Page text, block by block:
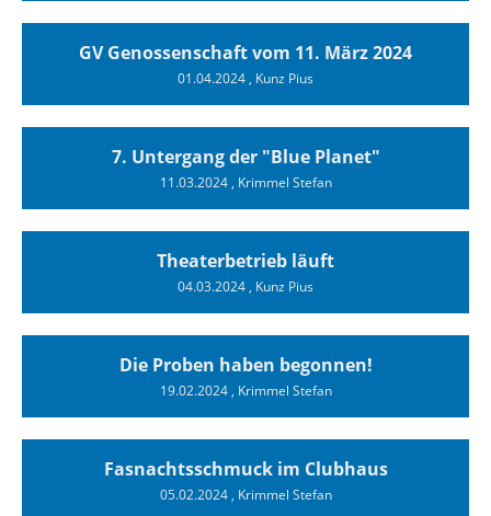
GV Genossenschaft vom 11. März 2024
01.04.2024, Kunz Pius
7. Untergang der "Blue Planet"
11.03.2024, Krimmel Stefan
Theaterbetrieb läuft
04.03.2024, Kunz Pius
Die Proben haben begonnen!
19.02.2024, Krimmel Stefan
Fasnachtsschmuck im Clubhaus
05.02.2024, Krimmel Stefan